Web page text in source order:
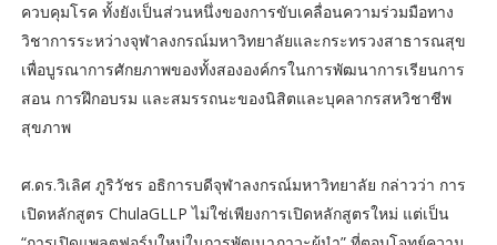
ควบคุมโรค ทั้งยังเป็นส่วนหนึ่งของการขับเคลื่อนความร่วมมือทาง
วิชาการระหว่างจุฬาลงกรณ์มหาวิทยาลัยและกระทรวงสาธารณสุข
เพื่อบูรณาการศักยภาพของทั้งสององค์กรในการพัฒนาการเรียนการ
สอน การฝึกอบรม และสมรรถนะของนิสิตและบุคลากรสหวิชาชีพ
สุขภาพ
ศ.ดร.วิเลิศ ภูริวัชร อธิการบดีจุฬาลงกรณ์มหาวิทยาลัย กล่าวว่า การ
เปิดหลักสูตร ChulaGLLP ไม่ใช่เพียงการเปิดหลักสูตรใหม่ แต่เป็น